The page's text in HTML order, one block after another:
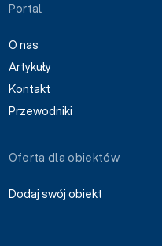
Portal
O nas
Artykuły
Kontakt
Przewodniki
Oferta dla obiektów
Dodaj swój obiekt